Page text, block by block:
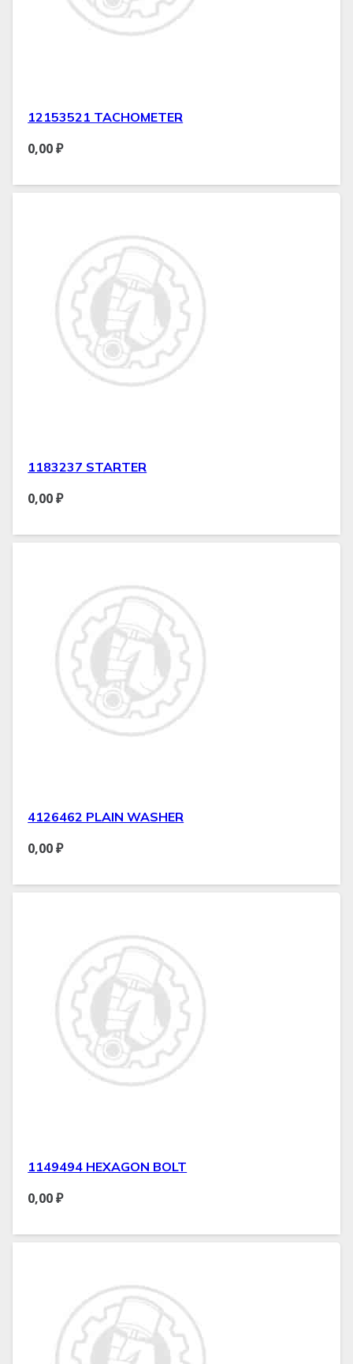
12153521 TACHOMETER
0,00₽
1183237 STARTER
0,00₽
4126462 PLAIN WASHER
0,00₽
1149494 HEXAGON BOLT
0,00₽